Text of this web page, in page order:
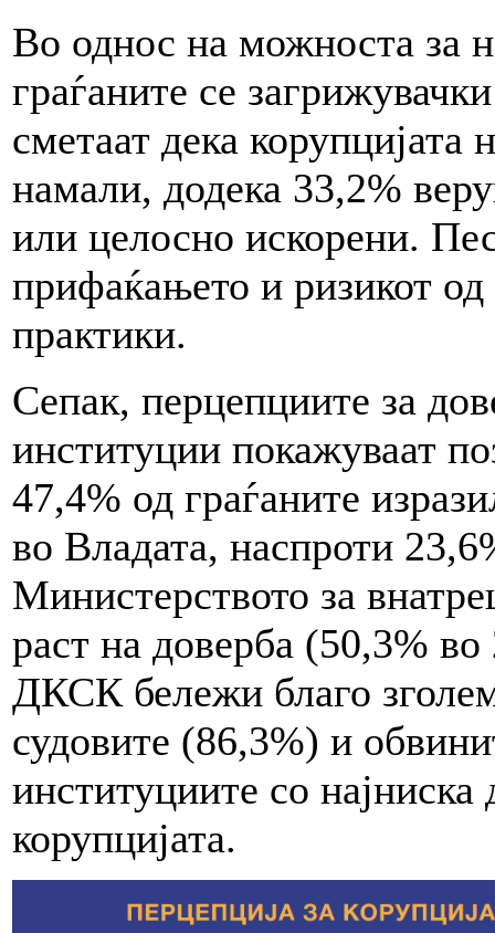
Во однос на можноста за
граѓаните се
сметаат дека
намали, додека 33,2%
или целосно искорени.
прифаќањето и ризикот
практики.
Сепак, перцепциите за
институции покажуваат
47,4% од граѓаните
во Владата, наспроти
Министерството за
раст на доверба (50,3%
ДКСК бележи благо
судовите (86,3%) и
институциите со
корупцијата.